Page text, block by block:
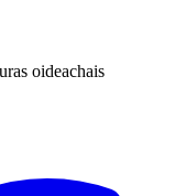
oideachais